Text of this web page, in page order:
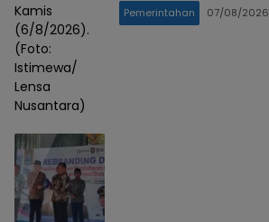
Kamis
(6/8/2026).
(Foto:
Istimewa/
Lensa
Nusantara)
Pemerintahan 07/08/2026